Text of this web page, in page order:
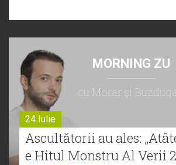
MORNING ZU
cu Morar şi
24 Iulie
Ascultătorii au ales:
e Hitul Monstru Al Verii